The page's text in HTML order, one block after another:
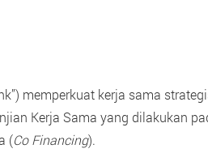
memperkuat kerja sama
Kerja Sama yang dilakukan
(Co Financing).